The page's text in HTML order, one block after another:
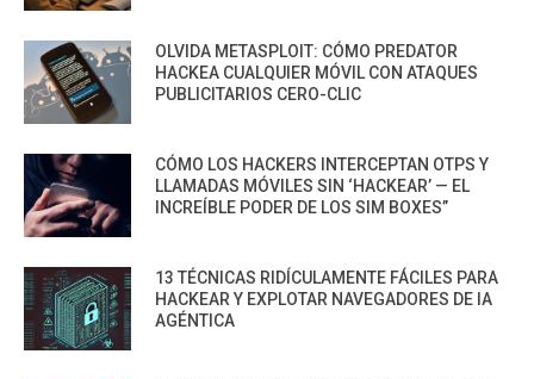
OLVIDA METASPLOIT: CÓMO PREDATOR
HACKEA CUALQUIER MÓVIL CON ATAQUES
PUBLICITARIOS CERO-CLIC
CÓMO LOS HACKERS INTERCEPTAN OTPS Y
LLAMADAS MÓVILES SIN ‘HACKEAR’ — EL
INCREÍBLE PODER DE LOS SIM BOXES”
13 TÉCNICAS RIDÍCULAMENTE FÁCILES PARA
HACKEAR Y EXPLOTAR NAVEGADORES DE IA
AGÉNTICA